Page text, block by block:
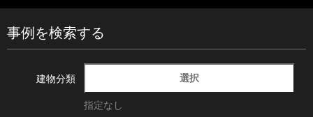
事例を検索する
建物分類 選択
指定なし